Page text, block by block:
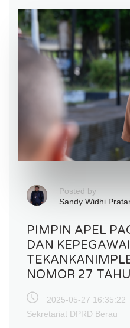
Posted by
Sandy Widhi
PIMPIN APEL
DAN
NOMOR 27
2025-05-27 16:35:22
Sekretariat DPRD Berau